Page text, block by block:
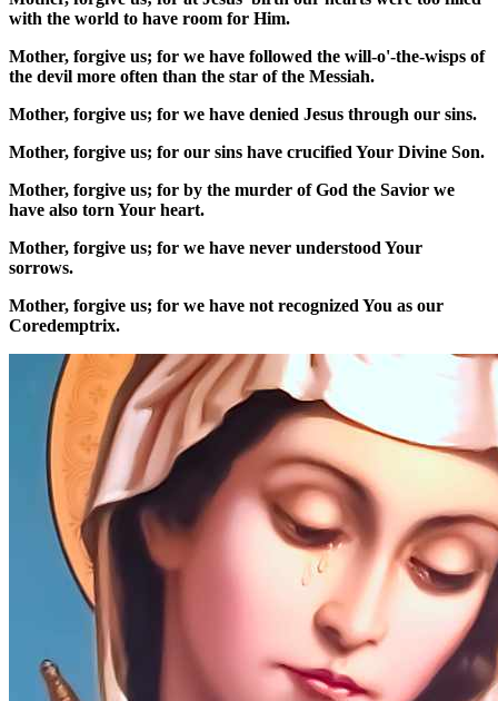
with the world to have room for Him.
Mother, forgive us; for we have followed the will-o'-the-wisps of
the devil more often than the star of the Messiah.
Mother, forgive us; for we have denied Jesus through our sins.
Mother, forgive us; for our sins have crucified Your Divine Son.
Mother, forgive us; for by the murder of God the Savior we
have also torn Your heart.
Mother, forgive us; for we have never understood Your
sorrows.
Mother, forgive us; for we have not recognized You as our
Coredemptrix.